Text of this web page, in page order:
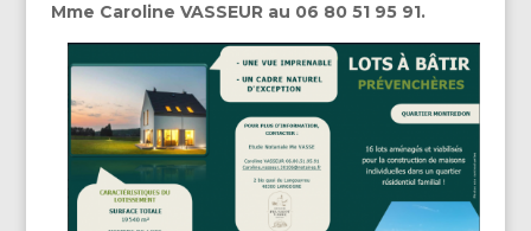
Mme Caroline VASSEUR au 06 80 51 95 91.